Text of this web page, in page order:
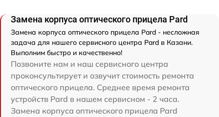
Замена корпуса оптического прицела Pard
Замена корпуса оптического прицела Pard - несложная
задача для нашего сервисного центра Pard в Казани.
Выполним быстро и качественно!
Позвоните нам и наш сервисного центра
проконсультирует и озвучит стоимость ремонта
оптического прицела. Среднее время ремонта
устройств Pard в нашем сервисном - 2 часа.
Замена корпуса оптического прицела Pard